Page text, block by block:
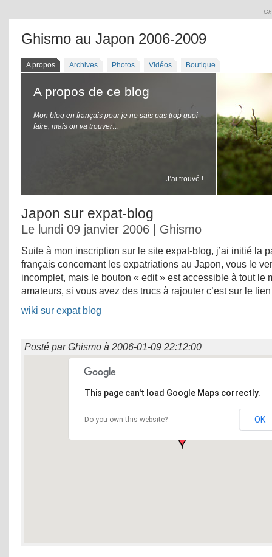
Ghismo au Japon 2006-2009
A propos Archives Photos Vidéos Boutique
A propos de ce blog
Mon blog en français pour je ne sais pas trop quoi
faire, mais on va trouver…
J’ai trouvé !
Japon sur expat-blog
Le lundi 09 janvier 2006 | Ghismo
Suite à mon inscription sur le site expat-blog, j’ai initié la
français concernant les expatriations au Japon, vous le
incomplet, mais le bouton « edit » est accessible à tout le
amateurs, si vous avez des trucs à rajouter c’est sur le
wiki sur expat blog
Posté parGhismo à 2006-01-09 22:12:00
This page can't load Google Maps correctly.
Do you own this website? OK